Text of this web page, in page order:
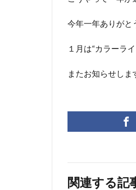
今年一年ありがと
１月は“カラーラ
またお知らせしま
関連する記